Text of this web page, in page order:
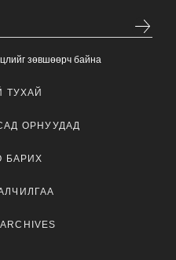
зөвшөөрч байна
ТУХАЙ
ОРНУУДАД
БАРИХ